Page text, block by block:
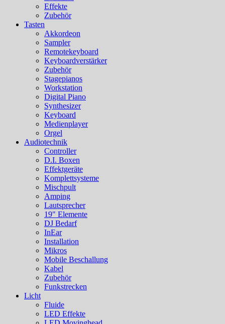
Effekte
Zubehör
Tasten
Akkordeon
Sampler
Remotekeyboard
Keyboardverstärker
Zubehör
Stagepianos
Workstation
Digital Piano
Synthesizer
Keyboard
Medienplayer
Orgel
Audiotechnik
Controller
D.I. Boxen
Effektgeräte
Komplettsysteme
Mischpult
Amping
Lautsprecher
19" Elemente
DJ Bedarf
InEar
Installation
Mikros
Mobile Beschallung
Kabel
Zubehör
Funkstrecken
Licht
Fluide
LED Effekte